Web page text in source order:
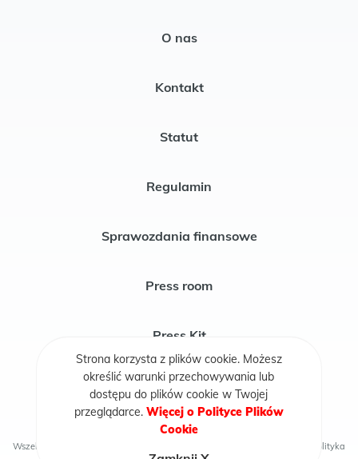
O nas
Kontakt
Statut
Regulamin
Sprawozdania finansowe
Press room
Press Kit
Publikacje
Wszelkie prawa zastrzeżone © 2026 Fundacja Rycerze i Księżniczki
Polityka
Strona korzysta z plików cookie. Możesz
określić warunki przechowywania lub
dostępu do plików cookie w Twojej
przeglądarce. Więcej o Polityce Plików
Cookie